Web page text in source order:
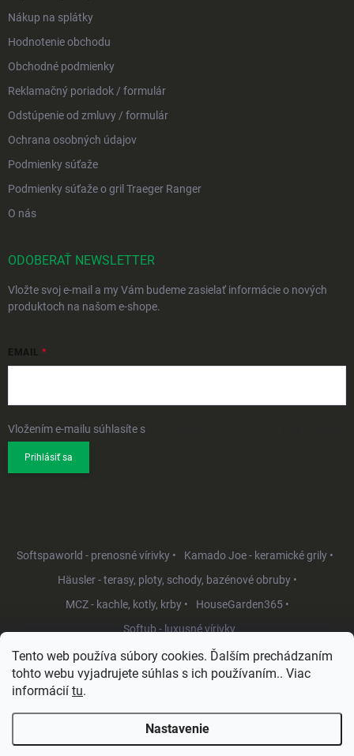
Tento web používa súbory cookies. Ďalším prechádzaním
tohto webu vyjadrujete súhlas s ich používaním.. Viac
informácií tu.
Nastavenie
Nákup na splátky
Hodnotenie obchodu
Obchodné podmienky
Reklamačný poriadok / formulár
Odstúpenie od zmluvy / formulár
Ochrana osobných údajov
Podmienky súťaže
Podmienky súťaže o gril Traeger Ranger
O nás
ODOBERAŤ NEWSLETTER
Vložte svoj e-mail a my Vám budeme zasielať informácie o nových
produktoch na našom e-shope.
EMAIL
Vložením e-mailu súhlasíte s
Prihlásiť sa
Softspaworld - prenosné vírivky •
Kamado Joe - keramické grily •
Häusler - terasy, ploty, schody, bazénové obruby •
MCZ - kachle, kotly, krby •
HouseGarden365 •
Softub - luxusné vírivky